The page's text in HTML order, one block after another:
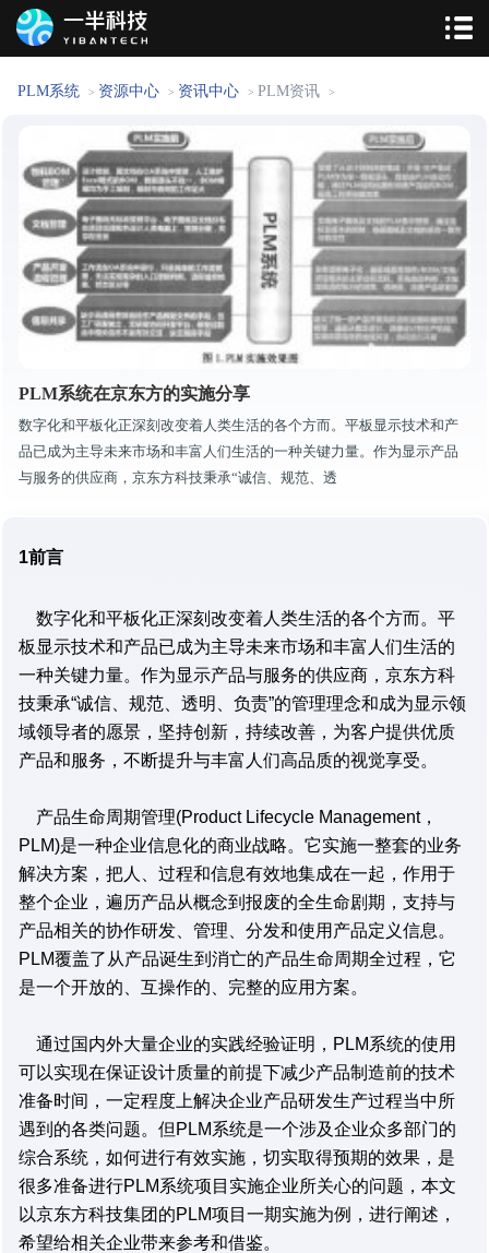
PLM系统 > 资源中心 > 资讯中心 > PLM资讯 >
PLM系统在京东方的实施分享
数字化和平板化正深刻改变着人类生活的各个方而。平板显示技术和产
品已成为主导未来市场和丰富人们生活的一种关键力量。作为显示产品
与服务的供应商，京东方科技秉承“诚信、规范、透
1前言
数字化和平板化正深刻改变着人类生活的各个方而。平
板显示技术和产品已成为主导未来市场和丰富人们生活的
一种关键力量。作为显示产品与服务的供应商，京东方科
技秉承“诚信、规范、透明、负责”的管理理念和成为显示领
域领导者的愿景，坚持创新，持续改善，为客户提供优质
产品和服务，不断提升与丰富人们高品质的视觉享受。
产品生命周期管理(Product Lifecycle Management，
PLM)是一种企业信息化的商业战略。它实施一整套的业务
解决方案，把人、过程和信息有效地集成在一起，作用于
整个企业，遍历产品从概念到报废的全生命剧期，支持与
产品相关的协作研发、管理、分发和使用产品定义信息。
PLM覆盖了从产品诞生到消亡的产品生命周期全过程，它
是一个开放的、互操作的、完整的应用方案。
通过国内外大量企业的实践经验证明，PLM系统的使用
可以实现在保证设计质量的前提下减少产品制造前的技术
准备时间，一定程度上解决企业产品研发生产过程当中所
遇到的各类问题。但PLM系统是一个涉及企业众多部门的
综合系统，如何进行有效实施，切实取得预期的效果，是
很多准备进行PLM系统项目实施企业所关心的问题，本文
以京东方科技集团的PLM项目一期实施为例，进行阐述，
希望给相关企业带来参考和借鉴。